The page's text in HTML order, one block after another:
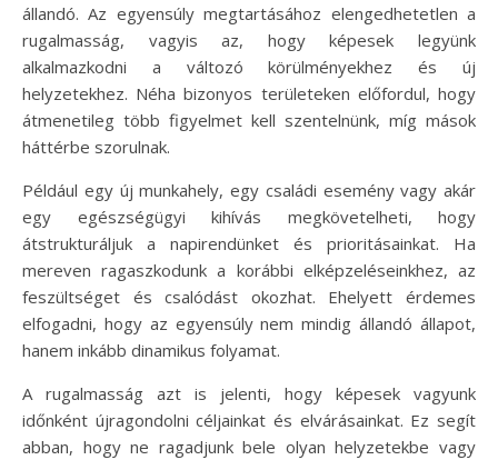
állandó. Az egyensúly megtartásához elengedhetetlen a
rugalmasság, vagyis az, hogy képesek legyünk
alkalmazkodni a változó körülményekhez és új
helyzetekhez. Néha bizonyos területeken előfordul, hogy
átmenetileg több figyelmet kell szentelnünk, míg mások
háttérbe szorulnak.
Például egy új munkahely, egy családi esemény vagy akár
egy egészségügyi kihívás megkövetelheti, hogy
átstrukturáljuk a napirendünket és prioritásainkat. Ha
mereven ragaszkodunk a korábbi elképzeléseinkhez, az
feszültséget és csalódást okozhat. Ehelyett érdemes
elfogadni, hogy az egyensúly nem mindig állandó állapot,
hanem inkább dinamikus folyamat.
A rugalmasság azt is jelenti, hogy képesek vagyunk
időnként újragondolni céljainkat és elvárásainkat. Ez segít
abban, hogy ne ragadjunk bele olyan helyzetekbe vagy